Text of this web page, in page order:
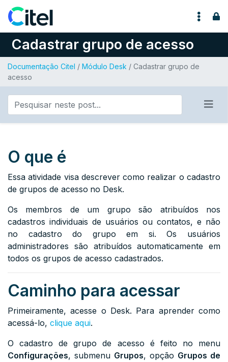
Pular para o conteúdo
Cadastrar grupo de acesso
Documentação Citel / Módulo Desk / Cadastrar grupo de
acesso
O que é
Essa atividade visa descrever como realizar o cadastro
de grupos de acesso no Desk.
Os membros de um grupo são atribuídos nos
cadastros individuais de usuários ou contatos, e não
no cadastro do grupo em si. Os usuários
administradores são atribuídos automaticamente em
todos os grupos de acesso cadastrados.
Caminho para acessar
Primeiramente, acesse o Desk. Para aprender como
acessá-lo, clique aqui.
O cadastro de grupo de acesso é feito no menu
Configurações, submenu Grupos, opção Grupos de